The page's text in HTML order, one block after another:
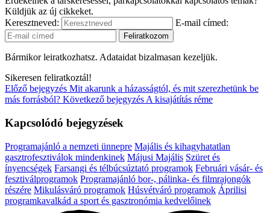
Küldjük az új cikkeket.
Keresztneved:
E-mail címed:
Bármikor leiratkozhatsz. Adataidat bizalmasan kezeljük.
Sikeresen feliratkoztál!
Előző bejegyzés Mit akarunk a házasságtól, és mit szerezhetünk be
más forrásból? Következő bejegyzés A kisajátítás réme
Kapcsolódó bejegyzések
Programajánló a nemzeti ünnepre Majális és kihagyhatatlan
gasztrofesztiválok mindenkinek Májusi Majális Szüret és
ínyencségek Farsangi és télbúcsúztató programok Februári vásár- és
fesztiválprogramok Programajánló bor-, pálinka- és filmrajongók
részére Mikulásváró programok Húsvétváró programok Áprilisi
programkavalkád a sport és gasztronómia kedvelőinek